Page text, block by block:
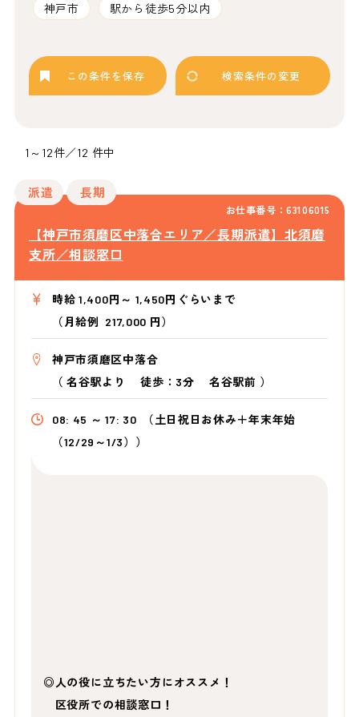
神戸市 駅から徒歩5分以内
この条件を保存 検索条件の変更
1～12件／12 件中
お仕事番号：63106015
派遣 長期
【神戸市須磨区中落合エリア／長期派遣】北須磨
支所／相談窓口
時給 1,400円～ 1,450円ぐらいまで
（月給例 217,000 円）
神戸市須磨区中落合
（名谷駅より徒歩：3分 名谷駅前 ）
08: 45 ～ 17: 30
（土日祝日お休み＋年末年始
（12/29～1/3））
◎人の役に立ちたい方にオススメ！
区役所での相談窓口！